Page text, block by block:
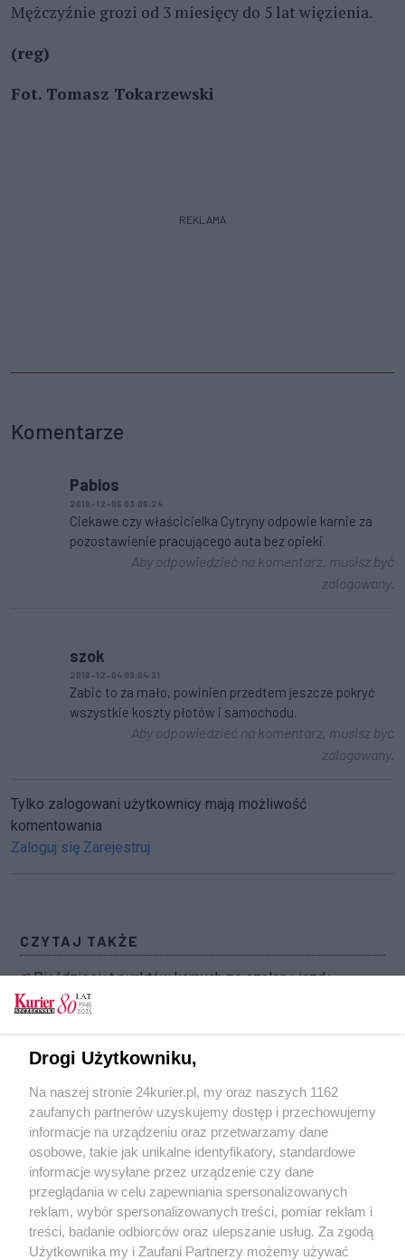
Mężczyźnie grozi od 3 miesięcy do 5 lat więzienia.
(reg)
Fot. Tomasz Tokarzewski
REKLAMA
Komentarze
Pablos
2018-12-05 03:06:24
Ciekawe czy właścicielka Cytryny odpowie karnie za
pozostawienie pracującego auta bez opieki.
Aby odpowiedzieć na komentarz, musisz być
zalogowany.
szok
2018-12-04 09:04:31
Zabić to za mało, powinien przedtem jeszcze pokryć
wszystkie koszty płotów i samochodu.
Aby odpowiedzieć na komentarz, musisz być
zalogowany.
Tylko zalogowani użytkownicy mają możliwość
komentowania
Zaloguj się Zarejestruj
CZYTAJ TAKŻE
Pięćdziesiąt punktów karnych za szaloną jazdę
Szarżował na krajowej 10 [FILM]
chciał się popisać
Pijany rajd po S3 i obywatelskie zatrzymanie
Pijany kierowca staranował auta na parkingu
POGODA
12℃
Drogi Użytkowniku,
Na naszej stronie 24kurier.pl, my oraz naszych 1162
zaufanych partnerów uzyskujemy dostęp i przechowujemy
informacje na urządzeniu oraz przetwarzamy dane
osobowe, takie jak unikalne identyfikatory, standardowe
informacje wysyłane przez urządzenie czy dane
przeglądania w celu zapewniania spersonalizowanych
reklam, wybór spersonalizowanych treści, pomiar reklam i
treści, badanie odbiorców oraz ulepszanie usług. Za zgodą
Użytkownika my i Zaufani Partnerzy możemy używać